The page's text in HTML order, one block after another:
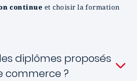
continue et choisir la formation
diplômes proposés
commerce ?